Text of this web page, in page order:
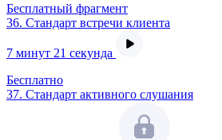
Бесплатный фрагмент
36. Стандарт встречи клиента
7 минут 21 секунда
Бесплатно
37. Стандарт активного слушания